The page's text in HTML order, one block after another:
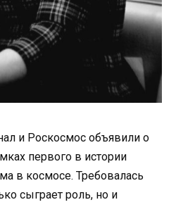
и Роскосмос объявили о
первого в истории
в космосе. Требовалась
сыграет роль, но и